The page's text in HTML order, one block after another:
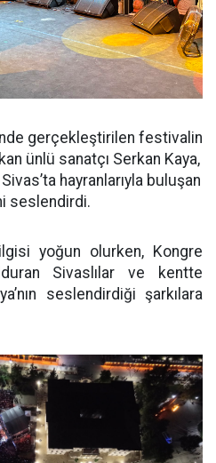
gerçekleştirilen festivalin
ünlü sanatçı Serkan Kaya,
hayranlarıyla buluşan
seslendirdi.
yoğun olurken, Kongre
Sivaslılar ve kentte
seslendirdiği şarkılara